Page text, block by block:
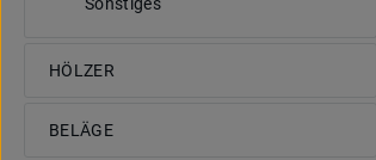
HÖLZER
BELÄGE